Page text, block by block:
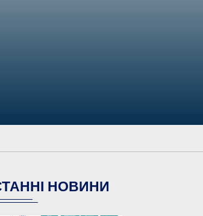
НОВИНИ